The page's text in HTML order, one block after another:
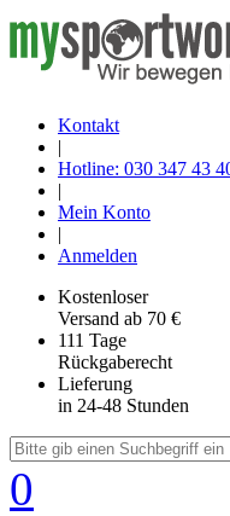
Kontakt
|
Hotline: 030 347 43
|
Mein Konto
|
Anmelden
Kostenloser
Versand ab 70 €
111 Tage
Rückgaberecht
Lieferung
in 24-48 Stunden
0